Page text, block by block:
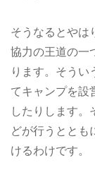
そうなるとやは
協力の王道の一
ります。そうい
てキャンプを設
したりします。
どが行うととも
けるわけです。